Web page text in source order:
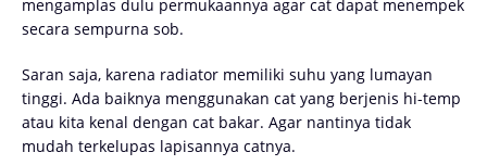
mengamplas dulu permukaannya agar cat dapat menempek
secara sempurna sob.
Saran saja, karena radiator memiliki suhu yang lumayan
tinggi. Ada baiknya menggunakan cat yang berjenis hi-temp
atau kita kenal dengan cat bakar. Agar nantinya tidak
mudah terkelupas lapisannya catnya.